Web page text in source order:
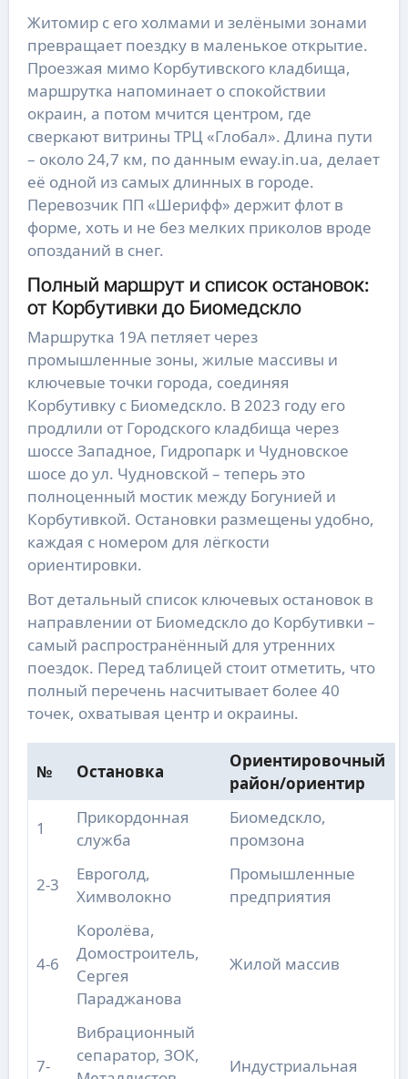
Житомир с его холмами и зелёными зонами
превращает поездку в маленькое открытие.
Проезжая мимо Корбутивского кладбища,
маршрутка напоминает о спокойствии
окраин, а потом мчится центром, где
сверкают витрины ТРЦ «Глобал». Длина пути
– около 24,7 км, по данным eway.in.ua, делает
её одной из самых длинных в городе.
Перевозчик ПП «Шерифф» держит флот в
форме, хоть и не без мелких приколов вроде
опозданий в снег.
Полный маршрут и список остановок:
от Корбутивки до Биомедскло
Маршрутка 19А петляет через
промышленные зоны, жилые массивы и
ключевые точки города, соединяя
Корбутивку с Биомедскло. В 2023 году его
продлили от Городского кладбища через
шоссе Западное, Гидропарк и Чудновское
шосе до ул. Чудновской – теперь это
полноценный мостик между Богунией и
Корбутивкой. Остановки размещены удобно,
каждая с номером для лёгкости
ориентировки.
Вот детальный список ключевых остановок в
направлении от Биомедскло до Корбутивки –
самый распространённый для утренних
поездок. Перед таблицей стоит отметить, что
полный перечень насчитывает более 40
точек, охватывая центр и окраины.
№ Остановка
Ориентировочный
район/ориентир
1
Прикордонная
служба
Биомедскло,
промзона
2-3
Евроголд,
Химволокно
Промышленные
предприятия
4-6
Королёва,
Домостроитель,
Сергея
Параджанова
Жилой массив
7-
Вибрационный
сепаратор, ЗОК,
Индустриальная